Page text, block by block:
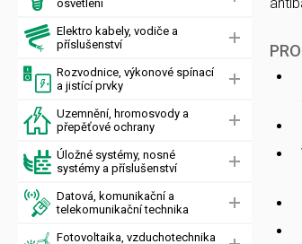
osvětlení
Elektro kabely, vodiče a
příslušenství
Rozvodnice, výkonové spínací
a jistící prvky
Uzemnění, hromosvody a
přepěťové ochrany
Úložné systémy, nosné
systémy a příslušenství
Datová, komunikační a
telekomunikační technika
Fotovoltaika, vzduchotechnika